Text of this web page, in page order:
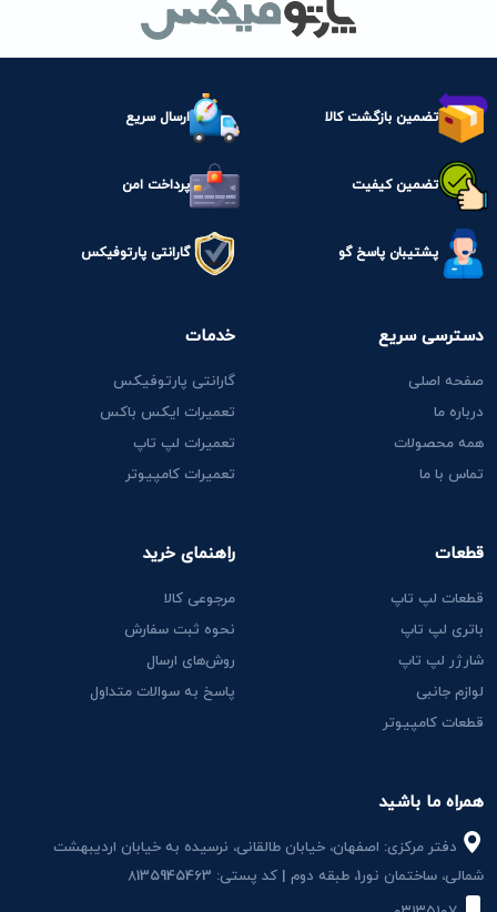
تضمین بازگشت کالا ارسال سریع
تضمین کیفیت پرداخت امن
پشتیبان پاسخ گو گارانتی پارتوفیکس
همراه ما باشید
دفتر مرکزی: اصفهان، خیابان طالقانی، نرسیده به خیابان اردیبهشت
شمالی، ساختمان نور1، طبقه دوم | کد پستی: 8135945463
دسترسی سریع
صفحه اصلی
درباره ما
همه محصولات
تماس با ما
قطعات
قطعات لپ تاپ
باتری لپ تاپ
شارژر لپ تاپ
لوازم جانبی
قطعات کامپیوتر
خدمات
گارانتی پارتوفیکس
تعمیرات ایکس باکس
تعمیرات لپ تاپ
تعمیرات کامپیوتر
راهنمای خرید
مرجوعی کالا
نحوه ثبت سفارش
روش‌های ارسال
پاسخ به سوالات متداول